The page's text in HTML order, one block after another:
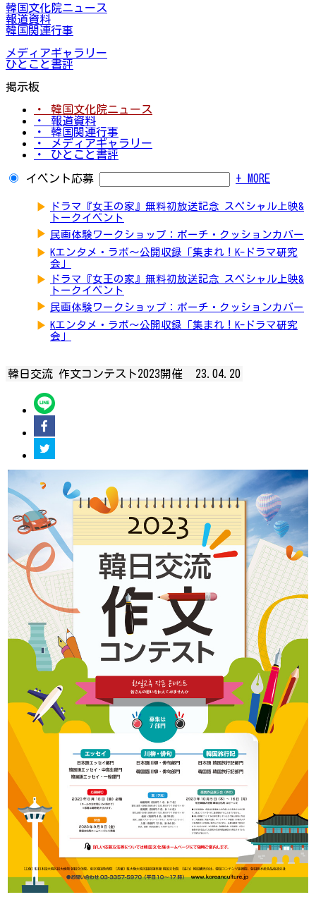
韓国文化院ニュース
報道資料
韓国関連行事
メディアギャラリー
ひとこと書評
掲示板
・ 韓国文化院ニュース
・ 報道資料
・ 韓国関連行事
・ メディアギャラリー
・ ひとこと書評
イベント応募 + MORE
▶
ドラマ『女王の家』無料初放送記念 スペシャル上映&
トークイベント
▶ 民画体験ワークショップ：ポーチ・クッションカバー
▶ Kエンタメ・ラボ～公開収録「集まれ！K-ドラマ研究
会」
▶
ドラマ『女王の家』無料初放送記念 スペシャル上映&
トークイベント
▶ 民画体験ワークショップ：ポーチ・クッションカバー
▶ Kエンタメ・ラボ～公開収録「集まれ！K-ドラマ研究
会」
韓日交流 作文コンテスト2023開催 23.04.20